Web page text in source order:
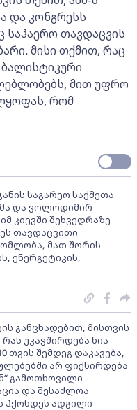
და კონგრესს
საჰაერო თავდაცვის
მისი თქმით, რაც
მით უფრო
რომ
საგარეო საქმეთა
და ვოლოდიმირ
კიევში შეხვედრაზე
თავდაცვითი
მათ შორის
ენერგეტიკის,
განცხადებით, მისთვის
უკავშირდება ნია
თვის შემდეგ დაკავება,
არ ფიქსირდება
გამოთხოვილი
და შესაძლოა
ჰქონდეს ადგილი